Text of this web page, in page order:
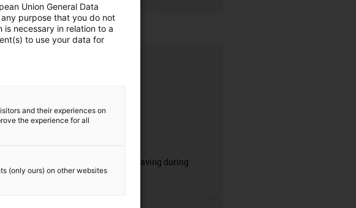
50% time saving during
Union General Data
purpose that you do not
necessary in relation to a
to use your data for
and their experiences on
the experience for all
(only ours) on other websites